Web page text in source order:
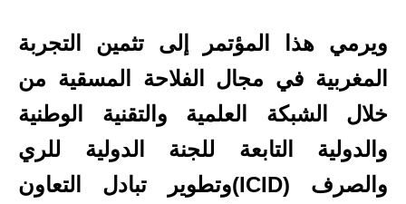
ويرمي هذا المؤتمر إلى تثمين التجربة
المغربية في مجال الفلاحة المسقية من
خلال الشبكة العلمية والتقنية الوطنية
والدولية التابعة للجنة الدولية للري
والصرف (ICID)وتطوير تبادل التعاون